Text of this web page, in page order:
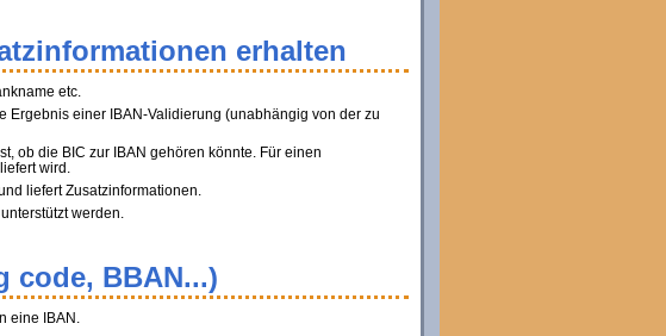
erhalten
etc.
Ergebnis einer IBAN-Validierung (unabhängig von der zu
ob die BIC zur IBAN gehören könnte. Für einen
wird.
liefert Zusatzinformationen.
werden.
code, BBAN...)
eine IBAN.